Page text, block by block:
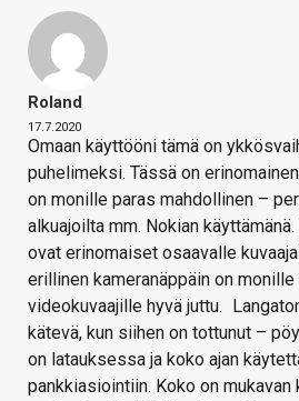
Roland
17.7.2020
Omaan käyttööni tämä on
puhelimeksi. Tässä on
on monille paras mahdollinen –
alkuajoilta mm. Nokian
ovat erinomaiset osaavalle
erillinen kameranäppäin on monille
videokuvaajille hyvä juttu.
kätevä, kun siihen on tottunut –
on latauksessa ja koko ajan
pankkiasiointiin. Koko on